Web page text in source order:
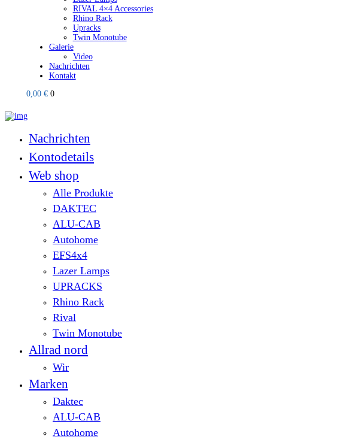
RIVAL 4×4 Accessories
Rhino Rack
Upracks
Twin Monotube
Galerie
Video
Nachrichten
Kontakt
0,00 € 0
Nachrichten
Kontodetails
Web shop
Alle Produkte
DAKTEC
ALU-CAB
Autohome
EFS4x4
Lazer Lamps
UPRACKS
Rhino Rack
Rival
Twin Monotube
Allrad nord
Wir
Marken
Daktec
ALU-CAB
Autohome